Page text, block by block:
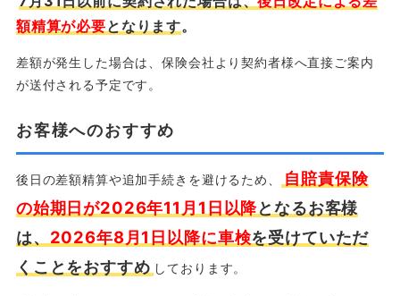
額精算が必要となります。
差額が発生した場合は、保険会社より契約者様へ直接ご案内
が送付される予定です。
お客様へのおすすめ
後日の差額精算や追加手続きを避けるため、
自賠責保険
の始期日が2026年11月1日以降となるお客様
は、 2026年8月1日以降に車検を受けていただ
くことをおすすめ しております。